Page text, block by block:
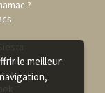
?
le meilleur